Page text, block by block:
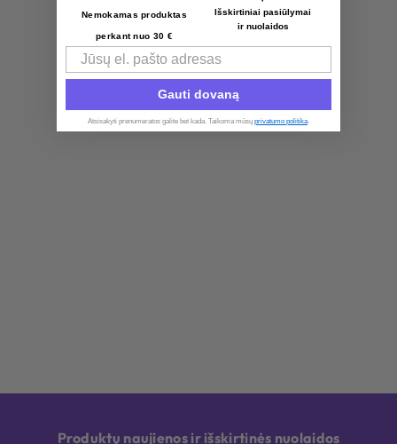
Rodomi visi rezultatai: 3
Produktų naujienos ir išskirtinės nuolaidos
Nemokamas produktas
perkant nuo 30 €
Išskirtiniai pasiūlymai
ir nuolaidos
Email
Gauti dovaną
Atsisakyti prenumeratos galite bet kada. Taikoma mūsų privatumo politika